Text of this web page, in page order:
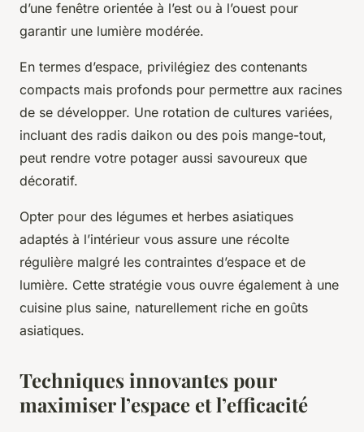
d’une fenêtre orientée à l’est ou à l’ouest pour
garantir une lumière modérée.
En termes d’espace, privilégiez des contenants
compacts mais profonds pour permettre aux racines
de se développer. Une rotation de cultures variées,
incluant des radis daikon ou des pois mange-tout,
peut rendre votre potager aussi savoureux que
décoratif.
Opter pour des légumes et herbes asiatiques
adaptés à l’intérieur vous assure une récolte
régulière malgré les contraintes d’espace et de
lumière. Cette stratégie vous ouvre également à une
cuisine plus saine, naturellement riche en goûts
asiatiques.
Techniques innovantes pour
maximiser l’espace et l’efficacité